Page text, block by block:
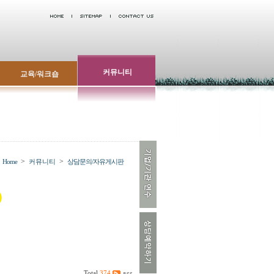
교육/워크숍 커뮤니티
Home > 커뮤니티 > 상담문의/자유게시판